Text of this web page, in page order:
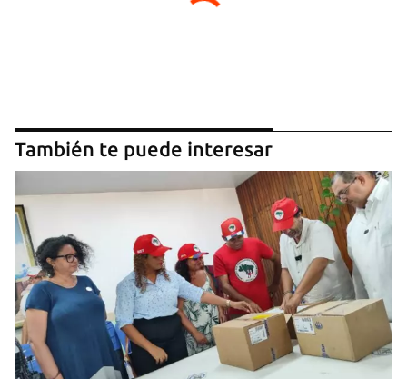
También te puede interesar